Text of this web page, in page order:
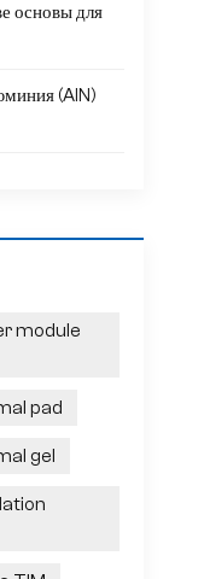
основы для
(AlN)
module
pad
gel